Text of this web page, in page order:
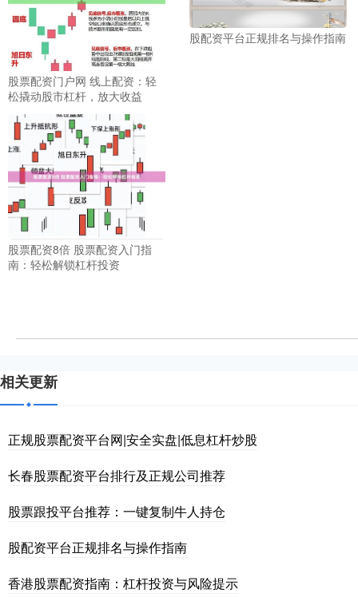
股票配资门户网 线上配资：轻
松撬动股市杠杆，放大收益
股配资平台正规排名与操作指南
股票配资8倍 股票配资入门指
南：轻松解锁杠杆投资
相关更新
正规股票配资平台网|安全实盘|低息杠杆炒股
长春股票配资平台排行及正规公司推荐
股票跟投平台推荐：一键复制牛人持仓
股配资平台正规排名与操作指南
香港股票配资指南：杠杆投资与风险提示